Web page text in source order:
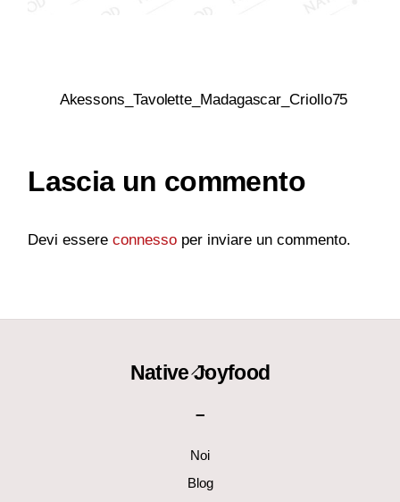
Akessons_Tavolette_Madagascar_Criollo75
Lascia un commento
Devi essereconnesso per inviare un commento.
Back
Native Joyfood
–
Noi
Blog